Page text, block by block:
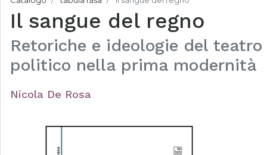
Il sangue del regno
Retoriche e ideologie del teatro
politico nella prima modernità
Nicola De Rosa